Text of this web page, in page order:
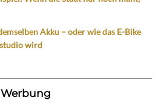
Akku – oder wie das E-Bike
wird
Werbung